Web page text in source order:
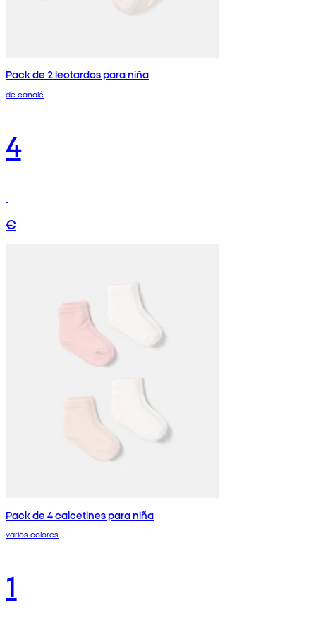
Pack de 2 leotardos para niña
de canalé
4
€
Pack de 4 calcetines para niña
varios colores
1